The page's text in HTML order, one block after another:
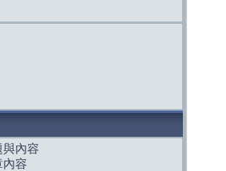
與內容
內容